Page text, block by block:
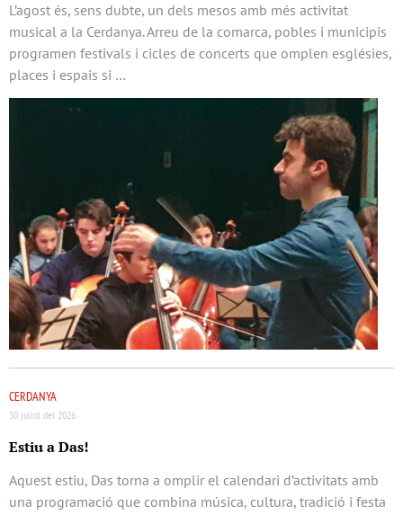
L’agost és, sens dubte, un dels mesos amb més activitat
musical a la Cerdanya. Arreu de la comarca, pobles i municipis
programen festivals i cicles de concerts que omplen esglésies,
places i espais si …
CERDANYA
30 juliol del 2026
Estiu a Das!
Aquest estiu, Das torna a omplir el calendari d’activitats amb
una programació que combina música, cultura, tradició i festa